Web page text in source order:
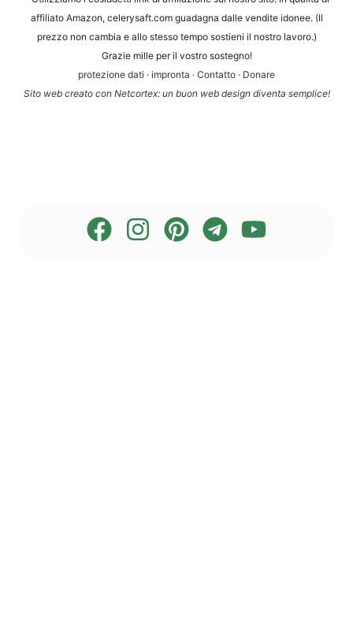
affi­li­a­to Ama­zon, cele​ry​saft​.com gua­d­a­gna dal­le ven­dite ido­nee. (Il
prez­zo non cam­bia e allo stes­so tem­po sos­ti­eni il nos­tro lavoro.)
Gra­zie mil­le per il vos­tro sostegno!
pro­te­zio­ne dati · impron­ta · Con­tat­to · Dona­re
Sito web crea­to con Net­cortex: un buon web design diven­ta semplice!